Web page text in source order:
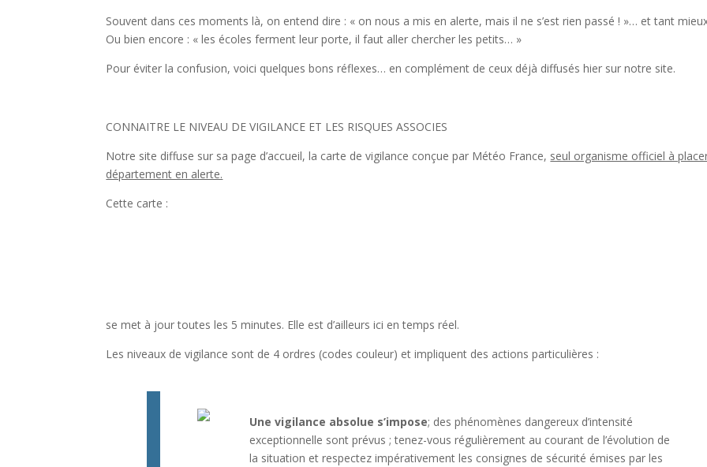
Souvent dans ces moments là, on entend dire : « on nous a mis en alerte, mais il ne s’est rien passé ! »… et tant
Ou bien encore : « les écoles ferment leur porte, il faut aller chercher les petits… »
Pour éviter la confusion, voici quelques bons réflexes… en complément de ceux déjà diffusés hier sur notre site.
CONNAITRE LE NIVEAU DE VIGILANCE ET LES RISQUES ASSOCIES
Notre site diffuse sur sa page d’accueil, la carte de vigilance conçue par Météo France, seul organisme officiel à
département en alerte.
Cette carte :
se met à jour toutes les 5 minutes. Elle est d’ailleurs ici en temps réel.
Les niveaux de vigilance sont de 4 ordres (codes couleur) et impliquent des actions particulières :
Une vigilance absolue s’impose; des phénomènes dangereux d’intensité
exceptionnelle sont prévus ; tenez-vous régulièrement au courant de l’évolution de
la situation et respectez impérativement les consignes de sécurité émises par les